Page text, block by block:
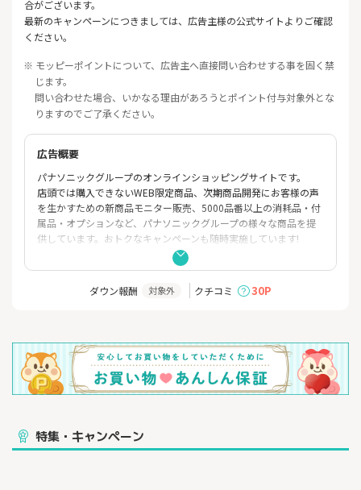
合がございます。
最新のキャンペーンにつきましては、広告主様の公式サイトよりご確認
ください。
※ モッピーポイントについて、広告主へ直接問い合わせする事を固く禁
じます。
問い合わせた場合、いかなる理由があろうとポイント付与対象外とな
りますのでご了承ください。
広告概要
パナソニックグループのオンラインショッピングサイトです。
店頭では購入できないWEB限定商品、次期商品開発にお客様の声
を生かすための新商品モニター販売、5000品番以上の消耗品・付
属品・オプションなど、パナソニックグループの様々な商品を提
供しています。おトクなキャンペーンも随時実施しています!
ダウン報酬 対象外 クチコミ 30P
特集・キャンペーン